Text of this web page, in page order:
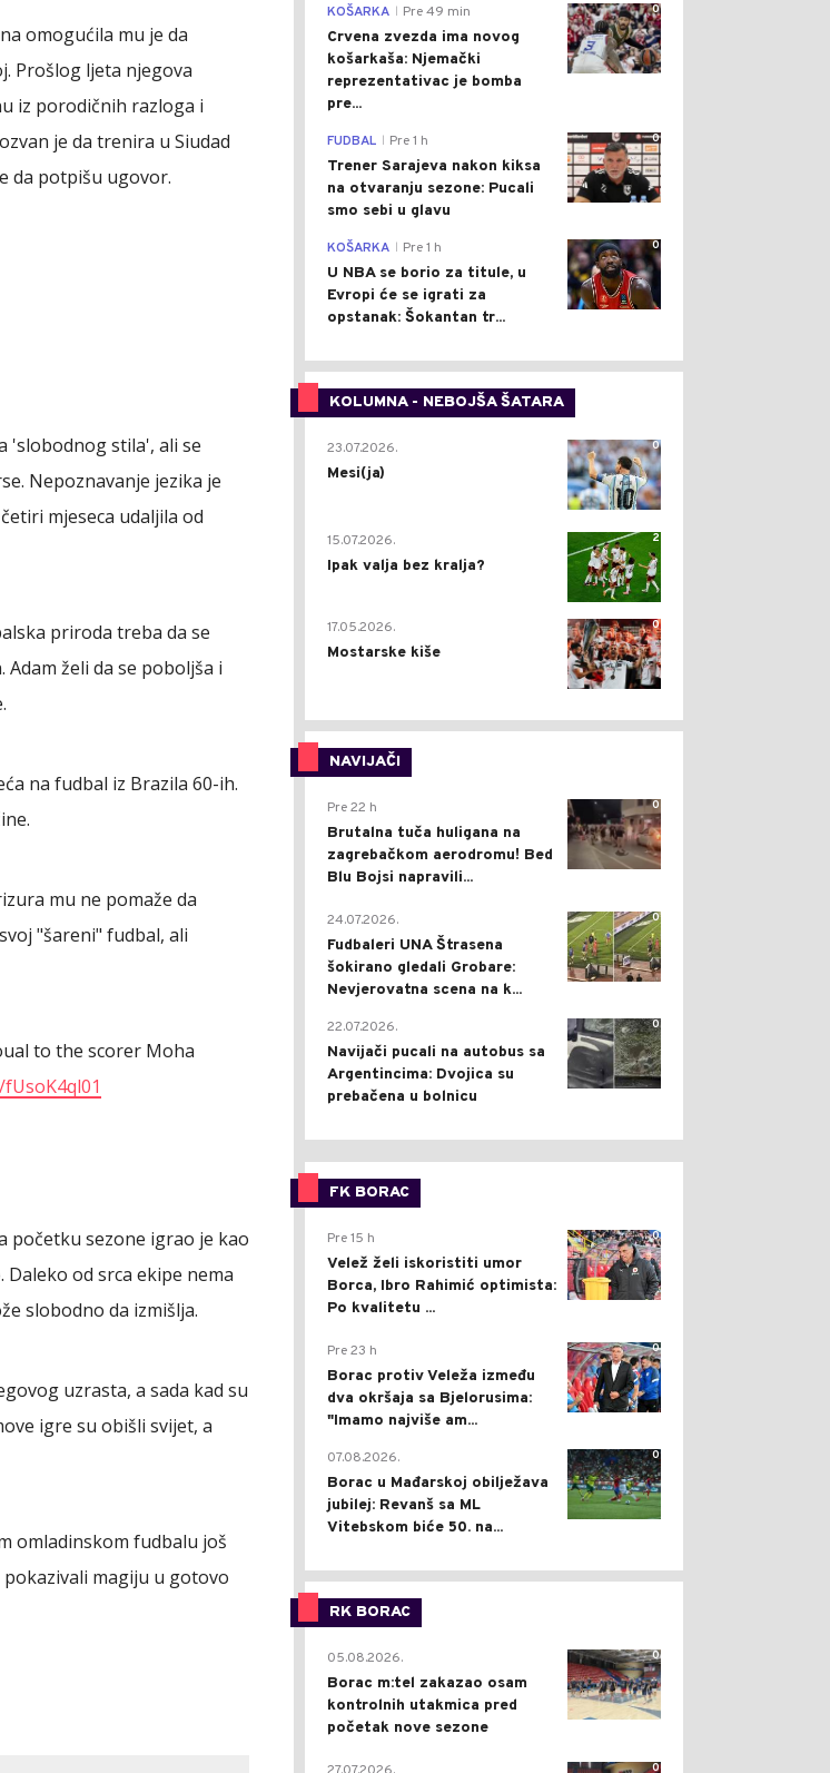
omogućila mu je da
Prošlog ljeta njegova
iz porodičnih razloga i
je da trenira u Siudad
da potpišu ugovor.
'slobodnog stila', ali se
Nepoznavanje jezika je
mjeseca udaljila od
priroda treba da se
želi da se poboljša i
na fudbal iz Brazila 60-ih.
mu ne pomaže da
"šareni" fudbal, ali
to the scorer Moha
početku sezone igrao je kao
od srca ekipe nema
slobodno da izmišlja.
uzrasta, a sada kad su
igre su obišli svijet, a
omladinskom fudbalu još
magiju u gotovo
0
KOŠARKA Pre 49 min
Crvena zvezda ima novog
košarkaša: Njemački
reprezentativac je bomba
pre...
0
FUDBAL Pre 1 h
Trener Sarajeva nakon kiksa
na otvaranju sezone: Pucali
smo sebi u glavu
0
KOŠARKA Pre 1 h
U NBA se borio za titule, u
Evropi će se igrati za
opstanak: Šokantan tr...
KOLUMNA - NEBOJŠA ŠATARA
0
23.07.2026.
Mesi(ja)
2
15.07.2026.
Ipak valja bez kralja?
0
17.05.2026.
Mostarske kiše
NAVIJAČI
0
Pre 22 h
Brutalna tuča huligana na
zagrebačkom aerodromu! Bed
Blu Bojsi napravili...
0
24.07.2026.
Fudbaleri UNA Štrasena
šokirano gledali Grobare:
Nevjerovatna scena na k...
0
22.07.2026.
Navijači pucali na autobus sa
Argentincima: Dvojica su
prebačena u bolnicu
FK BORAC
0
Pre 15 h
Velež želi iskoristiti umor
Borca, Ibro Rahimić optimista:
Po kvalitetu ...
0
Pre 23 h
Borac protiv Veleža između
dva okršaja sa Bjelorusima:
"Imamo najviše am...
0
07.08.2026.
Borac u Mađarskoj obilježava
jubilej: Revanš sa ML
Vitebskom biće 50. na...
RK BORAC
0
05.08.2026.
Borac m:tel zakazao osam
kontrolnih utakmica pred
početak nove sezone
0